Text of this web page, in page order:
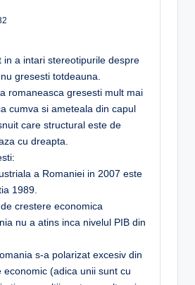
in a intari stereotipurile despre
gresesti totdeauna.
romaneasca gresesti mult mai
cumva si ameteala din capul
care structural este de
cu dreapta.
a Romaniei in 2007 este
1989.
crestere economica
nu a atins inca nivelul PIB din
s-a polarizat excesiv din
economic (adica unii sunt cu